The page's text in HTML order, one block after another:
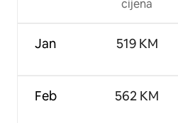
Jan
Feb
cijena
519 KM
562 KM